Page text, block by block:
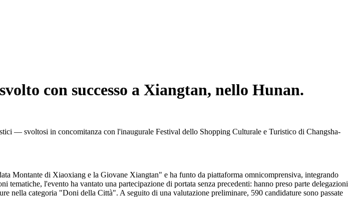
con successo a Xiangtan, nello Hunan.
— svoltosi in concomitanza con l'inaugurale Festival dello Shopping Culturale e Turistico di Changsha-
Montante di Xiaoxiang e la Giovane Xiangtan" e ha funto da piattaforma omnicomprensiva, integrando
l'evento ha vantato una partecipazione di portata senza precedenti: hanno preso parte delegazioni
nella categoria "Doni della Città". A seguito di una valutazione preliminare, 590 candidature sono passate